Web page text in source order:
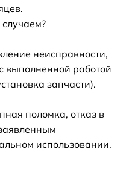
неисправности,
выполненной работой
запчасти).
поломка, отказ в
использовании.